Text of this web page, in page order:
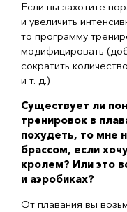
Если вы захотите
и увеличить
то программу
модифицировать
сократить
и т. д.)
Существует ли
тренировок в
похудеть, то мне
брассом, если
кролем? Или это
и аэробиках?
От плавания вы